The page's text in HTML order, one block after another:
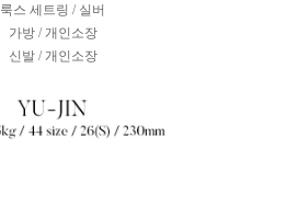
룩스 세트링 / 실버
가방 / 개인소장
신발 / 개인소장